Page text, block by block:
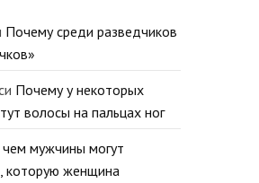
Почему среди разведчиков
Почему у некоторых
волосы на пальцах ног
мужчины могут
которую женщина